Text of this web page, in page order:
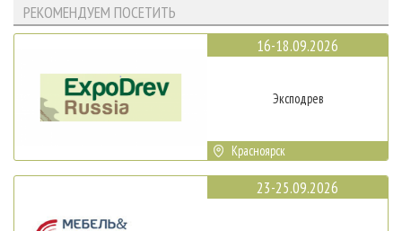
РЕКОМЕНДУЕМ ПОСЕТИТЬ
16-18.09.2026
Эксподрев
Красноярск
23-25.09.2026